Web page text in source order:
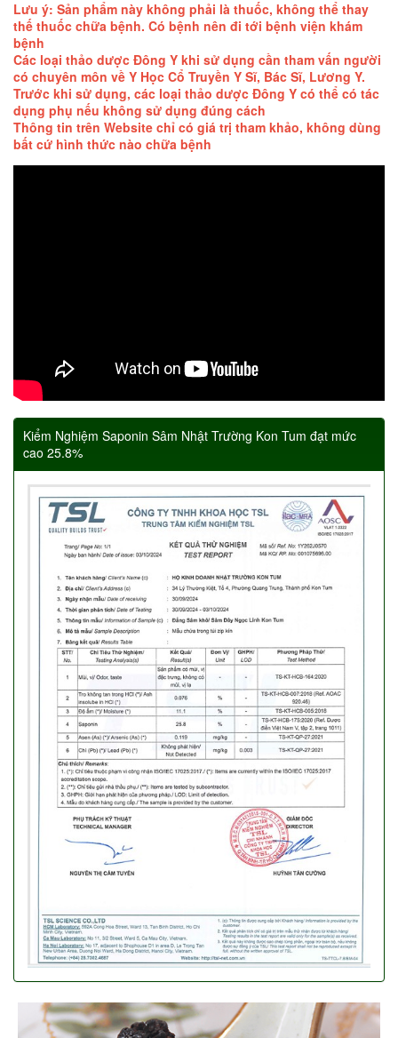
Lưu ý: Sản phẩm này không phải là thuốc, không thể thay
thế thuốc chữa bệnh. Có bệnh nên đi tới bệnh viện khám
bệnh
Các loại thảo dược Đông Y khi sử dụng cần tham vấn người
có chuyên môn về Y Học Cổ Truyền Y Sĩ, Bác Sĩ, Lương Y.
Trước khi sử dụng, các loại thảo dược Đông Y có thể có tác
dụng phụ nếu không sử dụng đúng cách
Thông tin trên Website chỉ có giá trị tham khảo, không dùng
bất cứ hình thức nào chữa bệnh
Kiểm Nghiệm Saponin Sâm Nhật Trường Kon Tum đạt mức
cao 25.8%